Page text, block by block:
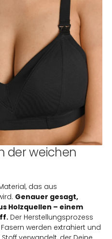
der weichen
das aus
Genauer gesagt,
Holzquellen – einem
Der Herstellungsprozess
werden extrahiert und